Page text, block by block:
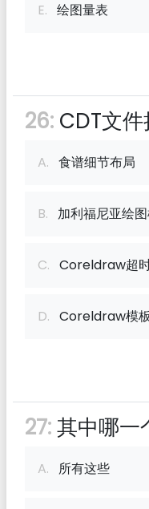
E. 绘图量表
26: CDT文
A. 食谱细节布局
B. 加利福尼亚绘
C. Coreldraw超
D. Coreldraw模
27:其中哪一
A. 所有这些